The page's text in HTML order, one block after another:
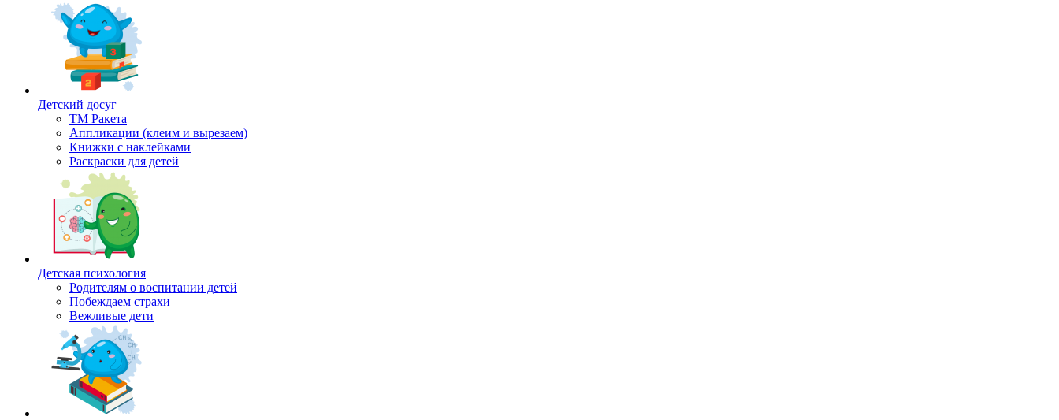
Детский досуг
ТМ Ракета
Аппликации (клеим и вырезаем)
Книжки с наклейками
Раскраски для детей
Детская психология
Родителям о воспитании детей
Побеждаем страхи
Вежливые дети